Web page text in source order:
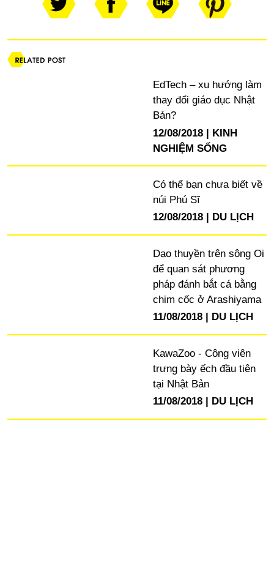
EdTech – xu hướng làm
thay đổi giáo dục Nhật
Bản?
12/08/2018
KINH
NGHIỆM SỐNG
Có thể bạn chưa biết về
núi Phú Sĩ
12/08/2018
DU LỊCH
Dạo thuyền trên sông Oi
để quan sát phương
pháp đánh bắt cá bằng
chim cốc ở Arashiyama
11/08/2018
DU LỊCH
KawaZoo - Công viên
trưng bày ếch đầu tiên
tại Nhật Bản
11/08/2018
DU LỊCH